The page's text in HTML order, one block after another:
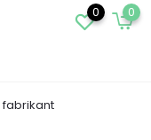
0 0
fabrikant